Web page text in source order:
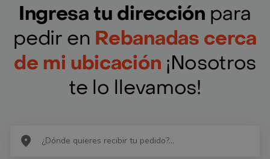
Ingresa tu dirección para
pedir en Rebanadas cerca
de mi ubicación ¡Nosotros
te lo llevamos!